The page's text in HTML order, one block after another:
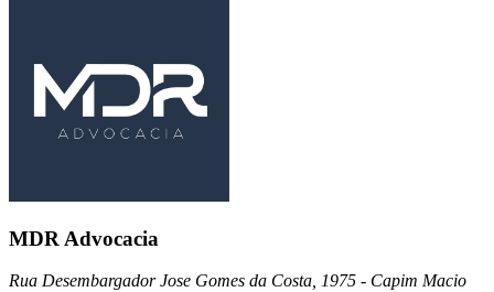
MDR Advocacia
Rua Desembargador Jose Gomes da Costa, 1975 - Capim Macio